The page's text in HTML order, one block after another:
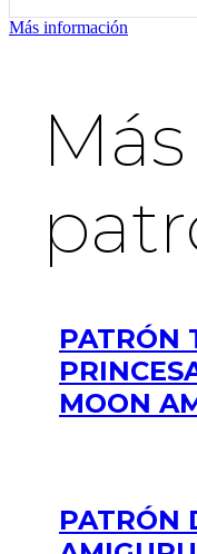
Más información
Más
PATRÓN
MOON
PATRÓN